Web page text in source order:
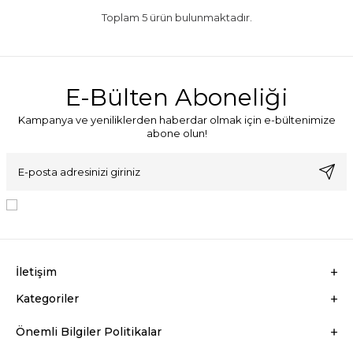
Toplam 5ürün bulunmaktadır.
E-Bülten Aboneliği
Kampanya ve yeniliklerden haberdar olmak için e-bültenimize
abone olun!
İletişim
Kategoriler
Önemli Bilgiler Politikalar